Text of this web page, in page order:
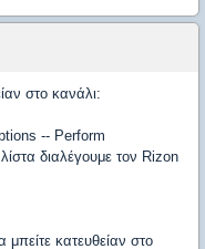
στο κανάλι:
-- Perform
διαλέγουμε τον Rizon
κατευθείαν στο